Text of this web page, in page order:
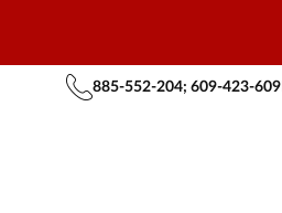
885-552-204; 609-423-609